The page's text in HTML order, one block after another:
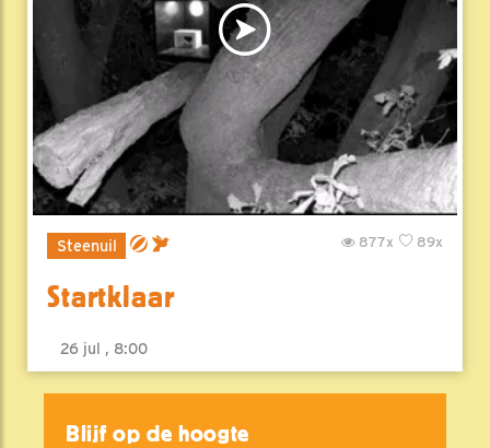
Steenuil 89x
877x
Startklaar
26 jul , 8:00
Blijf op de hoogte